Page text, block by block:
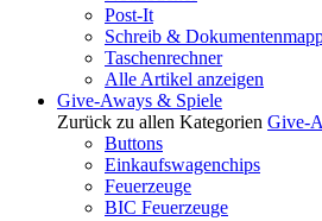
Post-It
Schreib &
Taschenrechner
Alle Artikel anzeigen
Give-Aways & Spiele
Zurück zu allen Kategorien Give-
Buttons
Einkaufswagenchips
Feuerzeuge
BIC Feuerzeuge